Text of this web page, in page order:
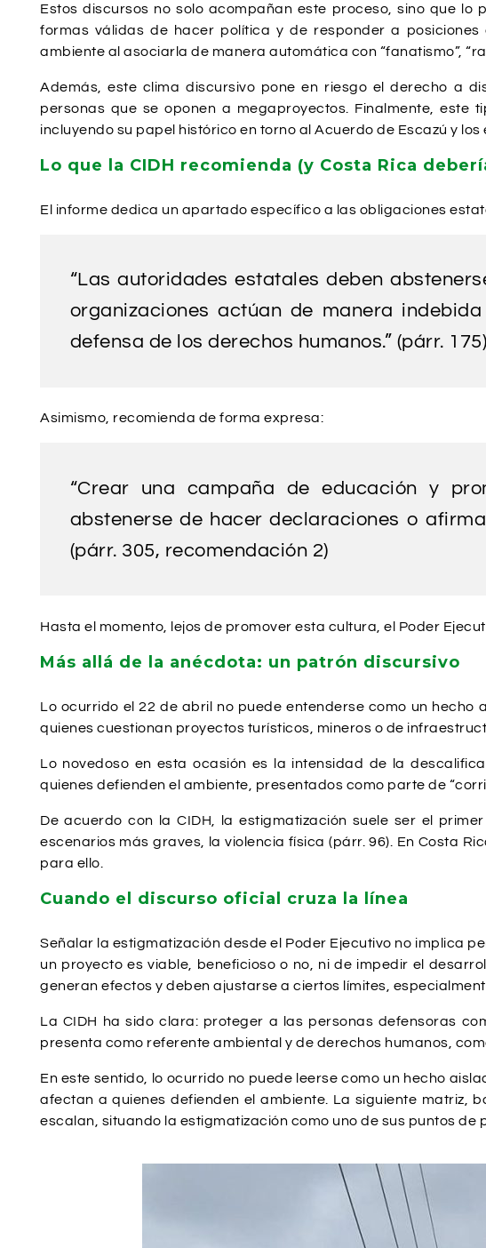
Estos discursos no solo acompañan este proceso, sino que
formas válidas de hacer política y de responder a
ambiente al asociarla de manera automática con “fanatismo”,
Además, este clima discursivo pone en riesgo el derecho a
personas que se oponen a megaproyectos. Finalmente, este
incluyendo su papel histórico en torno al Acuerdo de Escazú y
Lo que la CIDH recomienda (y Costa Rica
El informe dedica un apartado específico a las obligaciones
“Las autoridades estatales deben
organizaciones actúan de manera
defensa de los derechos humanos.” (párr. 175)
Asimismo, recomienda de forma expresa:
“Crear una campaña de educación y
abstenerse de hacer declaraciones o
(párr. 305, recomendación 2)
Hasta el momento, lejos de promover esta cultura, el Poder
Más allá de la anécdota: un patrón discursivo
Lo ocurrido el 22 de abril no puede entenderse como un
quienes cuestionan proyectos turísticos, mineros o de
Lo novedoso en esta ocasión es la intensidad de la
quienes defienden el ambiente, presentados como parte de
De acuerdo con la CIDH, la estigmatización suele ser el
escenarios más graves, la violencia física (párr. 96). En Costa
para ello.
Cuando el discurso oficial cruza la línea
Señalar la estigmatización desde el Poder Ejecutivo no implica
un proyecto es viable, beneficioso o no, ni de impedir el
generan efectos y deben ajustarse a ciertos límites,
La CIDH ha sido clara: proteger a las personas defensoras
presenta como referente ambiental y de derechos humanos,
En este sentido, lo ocurrido no puede leerse como un hecho
afectan a quienes defienden el ambiente. La siguiente matriz,
escalan, situando la estigmatización como uno de sus puntos de